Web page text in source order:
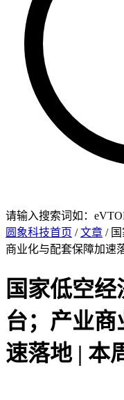
请输入搜索词如：
圆象科技首页 /文章 /
商业化与配套保障加速
国家低空
台；产业商
速落地 | 本